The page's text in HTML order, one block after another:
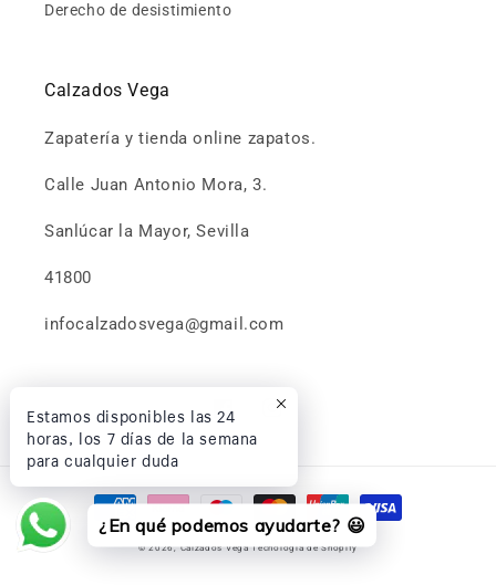
Derecho de desistimiento
Calzados Vega
Zapatería y tienda online zapatos.
Calle Juan Antonio Mora, 3.
Sanlúcar la Mayor, Sevilla
41800
infocalzadosvega@gmail.com
Facebook
Formas
de
© 2026,Calzados Vega Tecnología de Shopify
Estamos disponibles las 24
horas, los 7 días de la semana
para cualquier duda
¿En qué podemos ayudarte? 😃